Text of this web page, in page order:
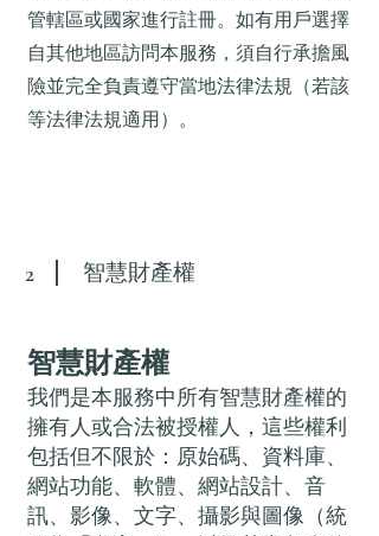
管轄區或國家進行註冊。如有用戶選擇
自其他地區訪問本服務，須自行承擔風
險並完全負責遵守當地法律法規（若該
等法律法規適用）。
2 智慧財產權
智慧財產權
我們是本服務中所有智慧財產權的
擁有人或合法被授權人，這些權利
包括但不限於：原始碼、資料庫、
網站功能、軟體、網站設計、音
訊、影像、文字、攝影與圖像（統